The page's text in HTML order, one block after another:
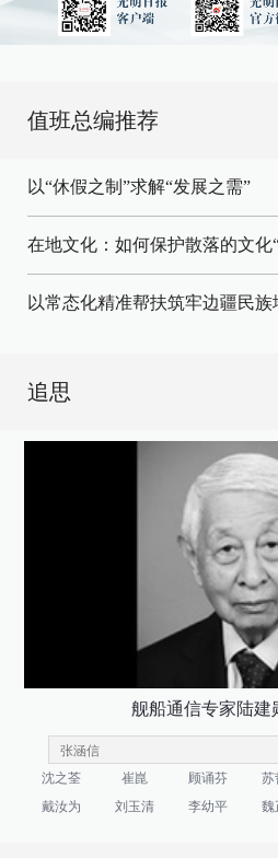
值班总编推荐
以“休假之制”求解“发展之需”
在地文化：如何保护散落的文化
以常态化精准帮扶筑牢边疆民
追思
舰船通信专家陆建
沈之荃 崔崑 顾诵芬 苏
戴汝为
刘玉清 李幼平 魏